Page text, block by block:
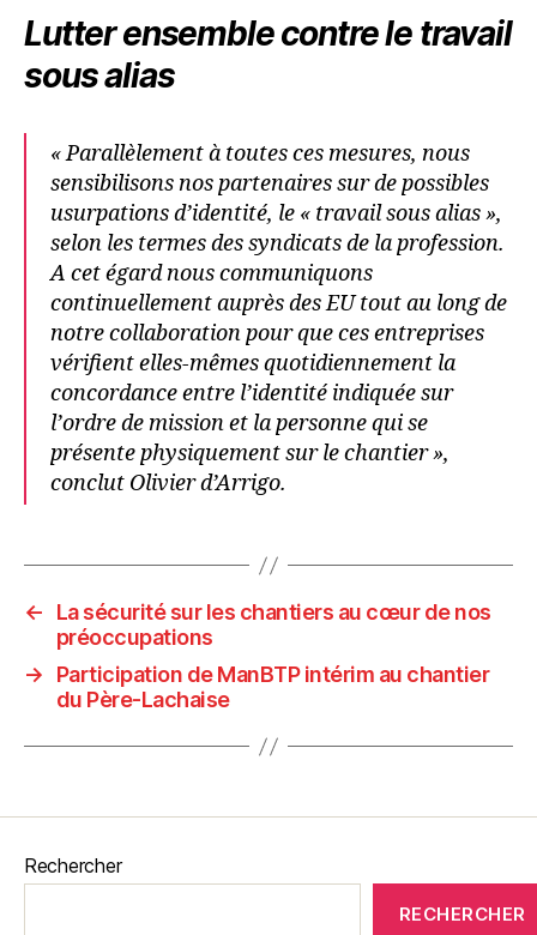
Lutter ensemble contre le travail
sous alias
« Parallèlement à toutes ces mesures, nous
sensibilisons nos partenaires sur de possibles
usurpations d’identité, le « travail sous alias »,
selon les termes des syndicats de la profession.
A cet égard nous communiquons
continuellement auprès des EU tout au long de
notre collaboration pour que ces entreprises
vérifient elles-mêmes quotidiennement la
concordance entre l’identité indiquée sur
l’ordre de mission et la personne qui se
présente physiquement sur le chantier »,
conclut Olivier d’Arrigo.
←
La sécurité sur les chantiers au cœur de nos
préoccupations
→
Participation de ManBTP intérim au chantier
du Père-Lachaise
Rechercher
RECHERCHER